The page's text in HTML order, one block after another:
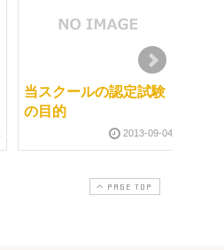
当スクールの認定試験
の目的
2013-09-04
PAGE TOP